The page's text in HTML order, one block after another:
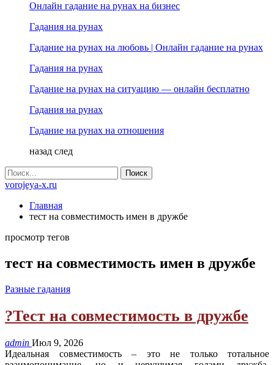
Онлайн гадание на рунах на бизнес
Гадания на рунах
Гадание на рунах на любовь | Онлайн гадание на рунах
Гадания на рунах
Гадание на рунах на ситуацию — онлайн бесплатно
Гадания на рунах
Гадание на рунах на отношения
назад след
vorojeya-x.ru
Главная
тест на совместимость имен в дружбе
просмотр тегов
тест на совместимость имен в дружбе
Разные гадания
?Тест на совместимость в дружбе
admin Июл 9, 2026
Идеальная совместимость – это не только тотальное